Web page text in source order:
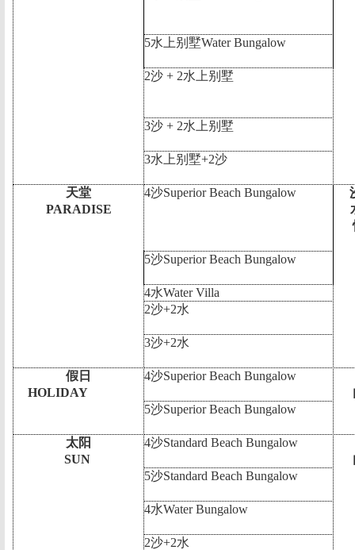
5水上别墅Water Bungalow
2沙 + 2水上别墅
3沙 + 2水上别墅
3水上别墅+2沙
天堂
PARADISE
4沙Superior Beach Bungalow
5沙Superior Beach Bungalow
4水Water Villa
2沙+2水
3沙+2水
假日
HOLIDAY
4沙Superior Beach Bungalow
5沙Superior Beach Bungalow
太阳
SUN
4沙Standard Beach Bungalow
5沙Standard Beach Bungalow
4水Water Bungalow
2沙+2水